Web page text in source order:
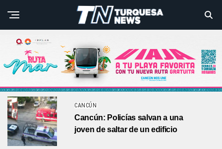
CANCÚN
Cancún: Policías salvan a una
joven de saltar de un edificio